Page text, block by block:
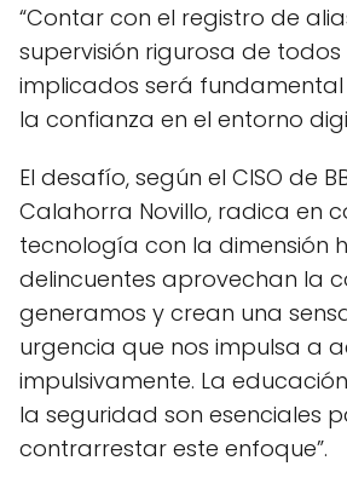
“Contar con el registro de
supervisión rigurosa de
implicados será
la confianza en el entorno
El desafío, según el CISO de
Calahorra Novillo, radica en
tecnología con la dimensión
delincuentes aprovechan la
generamos y crean una
urgencia que nos impulsa a
impulsivamente. La
la seguridad son esenciales
contrarrestar este enfoque”.